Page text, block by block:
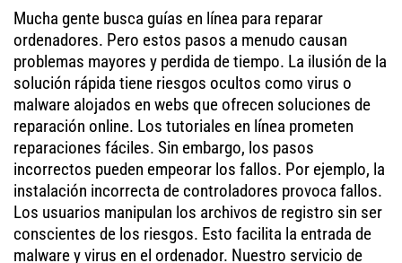
Mucha gente busca guías en línea para reparar
ordenadores. Pero estos pasos a menudo causan
problemas mayores y perdida de tiempo. La ilusión de la
solución rápida tiene riesgos ocultos como virus o
malware alojados en webs que ofrecen soluciones de
reparación online. Los tutoriales en línea prometen
reparaciones fáciles. Sin embargo, los pasos
incorrectos pueden empeorar los fallos. Por ejemplo, la
instalación incorrecta de controladores provoca fallos.
Los usuarios manipulan los archivos de registro sin ser
conscientes de los riesgos. Esto facilita la entrada de
malware y virus en el ordenador. Nuestro servicio de